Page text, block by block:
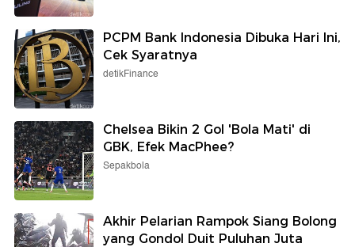
PCPM Bank Indonesia Dibuka Hari Ini,
Cek Syaratnya
detikFinance
Chelsea Bikin 2 Gol 'Bola Mati' di
GBK, Efek MacPhee?
Sepakbola
Akhir Pelarian Rampok Siang Bolong
yang Gondol Duit Puluhan Juta